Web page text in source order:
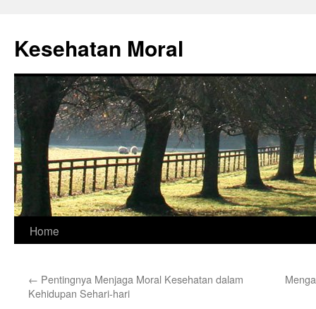
content
Kesehatan Moral
Home
← Pentingnya Menjaga Moral Kesehatan dalam
Kehidupan Sehari-hari